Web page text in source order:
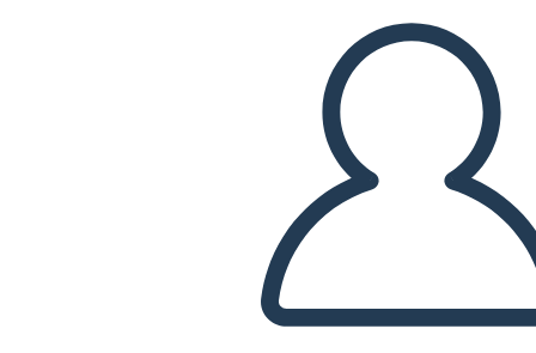
СЪЗДАЙТЕ СЦЕНАРИЙ
ПУСКАНЕ НА СЛАЙДШОУ
ЧЕТИ МИ